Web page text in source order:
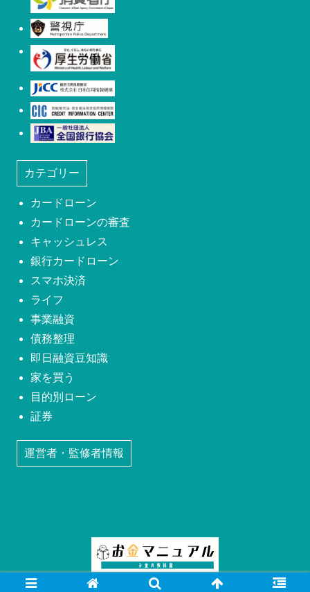
カテゴリー
カードローン
カードローンの審査
キャッシュレス
銀行カードローン
スマホ決済
ライフ
事業融資
債務整理
即日融資豆知識
家を買う
目的別ローン
証券
運営者・監修者情報
Copyright © 2019 お金マニュアル All Rights Reserved.